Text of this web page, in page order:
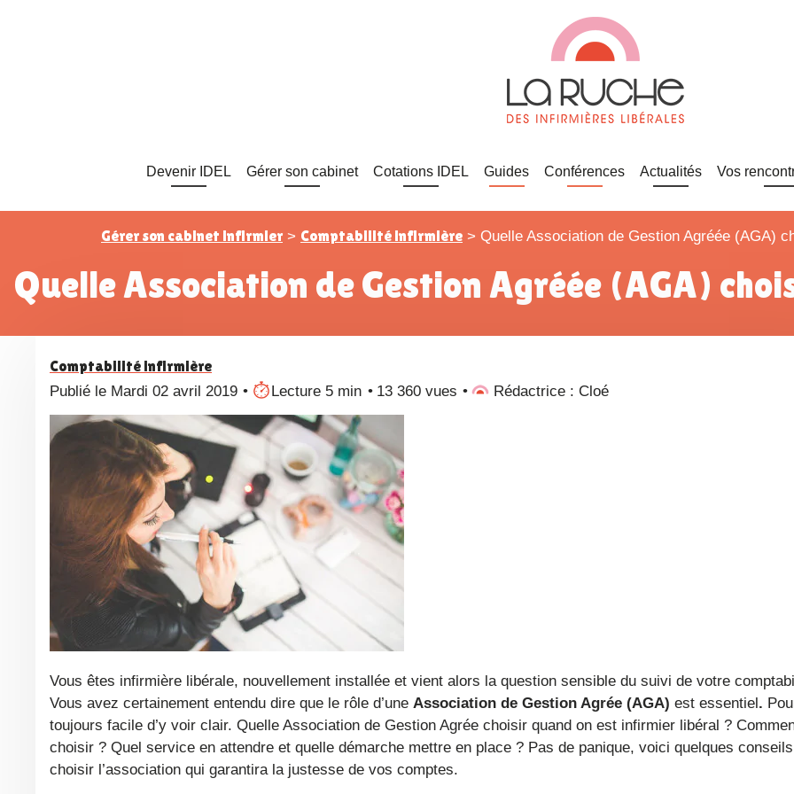
Devenir IDEL Gérer son cabinet Cotations IDEL Guides Conférences Actualités Vos
Gérer son cabinet infirmier > Comptabilité infirmière > Quelle Association de Gestion Agréée (AGA)
Quelle Association de Gestion Agréée (AGA)
Comptabilité infirmière
Publié le Mardi 02 avril 2019 Lecture 5 min 13 360 vues Rédactrice : Cloé
Vous êtes infirmière libérale, nouvellement installée et vient alors la question sensible du suivi de votre comptabilité…
Vous avez certainement entendu dire que le rôle d’une Association de Gestion Agrée (AGA) est essentiel.
toujours facile d’y voir clair. Quelle Association de Gestion Agrée choisir quand on est infirmier libéral ?
choisir ? Quel service en attendre et quelle démarche mettre en place ? Pas de panique, voici quelques
choisir l’association qui garantira la justesse de vos comptes.